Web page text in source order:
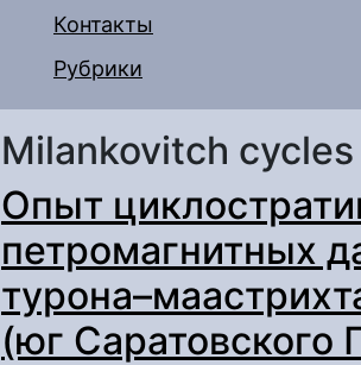
Контакты
Рубрики
Milankovitch cycles
Опыт
петромагнитных
(юг